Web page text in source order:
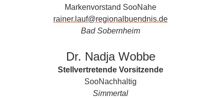
Markenvorstand SooNahe
rainer.lauf@regionalbuendnis.de
Bad Sobernheim
Dr. Nadja Wobbe
Stellvertretende Vorsitzende
SooNachhaltig
Simmertal